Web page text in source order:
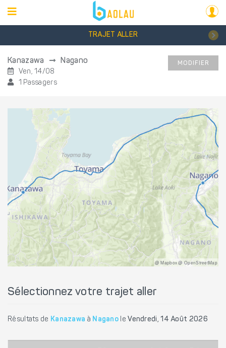
TRAJET ALLER
Kanazawa Nagano
Ven, 14/08
1 Passagers
MODIFIER
@ Mapbox @ OpenStreetMap
Sélectionnez votre trajet aller
Résultats de Kanazawa à Nagano leVendredi, 14 Août 2026